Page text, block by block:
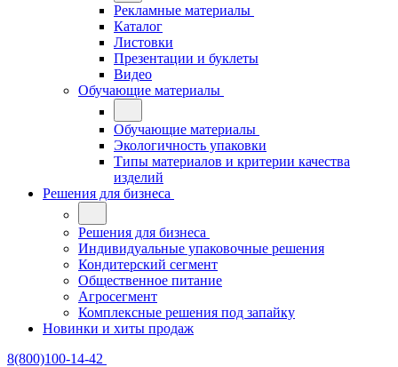
Рекламные материалы
Каталог
Листовки
Презентации и буклеты
Видео
Обучающие материалы
Обучающие материалы
Экологичность упаковки
Типы материалов и критерии качества
изделий
Решения для бизнеса
Решения для бизнеса
Индивидуальные упаковочные решения
Кондитерский сегмент
Общественное питание
Агросегмент
Комплексные решения под запайку
Новинки и хиты продаж
8(800)100-14-42